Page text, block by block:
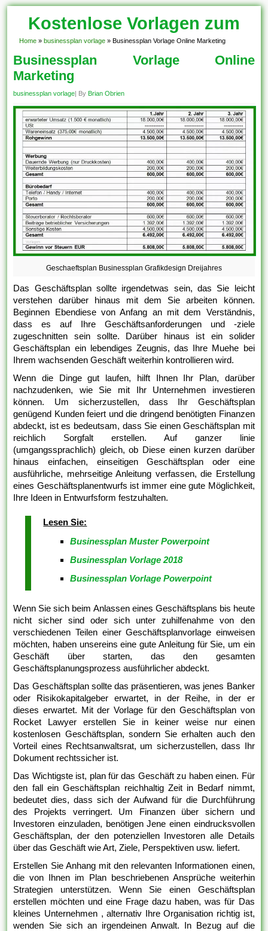
Kostenlose Vorlagen zum
Download!
Home » businessplan vorlage » Businessplan Vorlage Online Marketing
Businessplan Vorlage Online
Marketing
businessplan vorlage| By Brian Obrien
Geschaeftsplan Businessplan Grafikdesign Dreijahres
Das Geschäftsplan sollte irgendetwas sein, das Sie leicht
verstehen darüber hinaus mit dem Sie arbeiten können.
Beginnen Ebendiese von Anfang an mit dem Verständnis,
dass es auf Ihre Geschäftsanforderungen und -ziele
zugeschnitten sein sollte. Darüber hinaus ist ein solider
Geschäftsplan ein lebendiges Zeugnis, das Ihre Muehe bei
Ihrem wachsenden Geschäft weiterhin kontrollieren wird.
Wenn die Dinge gut laufen, hilft Ihnen Ihr Plan, darüber
nachzudenken, wie Sie mit Ihr Unternehmen investieren
können. Um sicherzustellen, dass Ihr Geschäftsplan
genügend Kunden feiert und die dringend benötigten Finanzen
abdeckt, ist es bedeutsam, dass Sie einen Geschäftsplan mit
reichlich Sorgfalt erstellen. Auf ganzer linie
(umgangssprachlich) gleich, ob Diese einen kurzen darüber
hinaus einfachen, einseitigen Geschäftsplan oder eine
ausführliche, mehrseitige Anleitung verfassen, die Erstellung
eines Geschäftsplanentwurfs ist immer eine gute Möglichkeit,
Ihre Ideen in Entwurfsform festzuhalten.
Lesen Sie:
Businessplan Muster Powerpoint
Businessplan Vorlage 2018
Businessplan Vorlage Powerpoint
Wenn Sie sich beim Anlassen eines Geschäftsplans bis heute
nicht sicher sind oder sich unter zuhilfenahme von den
verschiedenen Teilen einer Geschäftsplanvorlage einweisen
möchten, haben unsereins eine gute Anleitung für Sie, um ein
Geschäft über starten, das den gesamten
Geschäftsplanungsprozess ausführlicher abdeckt.
Das Geschäftsplan sollte das präsentieren, was jenes Banker
oder Risikokapitalgeber erwartet, in der Reihe, in der er
dieses erwartet. Mit der Vorlage für den Geschäftsplan von
Rocket Lawyer erstellen Sie in keiner weise nur einen
kostenlosen Geschäftsplan, sondern Sie erhalten auch den
Vorteil eines Rechtsanwaltsrat, um sicherzustellen, dass Ihr
Dokument rechtssicher ist.
Das Wichtigste ist, plan für das Geschäft zu haben einen. Für
den fall ein Geschäftsplan reichhaltig Zeit in Bedarf nimmt,
bedeutet dies, dass sich der Aufwand für die Durchführung
des Projekts verringert. Um Finanzen über sichern und
Investoren einzuladen, benötigen Jene einen eindrucksvollen
Geschäftsplan, der den potenziellen Investoren alle Details
über das Geschäft wie Art, Ziele, Perspektiven usw. liefert.
Erstellen Sie Anhang mit den relevanten Informationen einen,
die von Ihnen im Plan beschriebenen Ansprüche weiterhin
Strategien unterstützen. Wenn Sie einen Geschäftsplan
erstellen möchten und eine Frage dazu haben, was für Das
kleines Unternehmen , alternativ Ihre Organisation richtig ist,
wenden Sie sich an irgendeinen Anwalt. In Bezug auf die